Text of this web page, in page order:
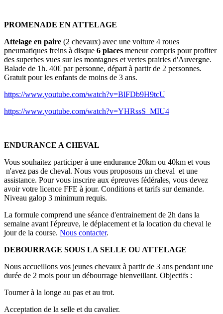
PROMENADE EN ATTELAGE
Attelage en paire (2 chevaux) avec une voiture 4 roues
pneumatiques freins à disque 6 places meneur compris pour profiter
des superbes vues sur les montagnes et vertes prairies d'Auvergne.
Balade de 1h. 40€ par personne, départ à partir de 2 personnes.
Gratuit pour les enfants de moins de 3 ans.
https://www.youtube.com/watch?v=BlFDb9H9tcU
https://www.youtube.com/watch?v=YHRssS_MIU4
ENDURANCE A CHEVAL
Vous souhaitez participer à une endurance 20km ou 40km et vous
n'avez pas de cheval. Nous vous proposons un cheval et une
assistance. Pour vous inscrire aux épreuves fédérales, vous devez
avoir votre licence FFE à jour. Conditions et tarifs sur demande.
Niveau galop 3 minimum requis.
La formule comprend une séance d'entrainement de 2h dans la
semaine avant l'épreuve, le déplacement et la location du cheval le
jour de la course. Nous contacter.
DEBOURRAGE SOUS LA SELLE OU ATTELAGE
Nous accueillons vos jeunes chevaux à partir de 3 ans pendant une
durée de 2 mois pour un débourrage bienveillant. Objectifs :
Tourner à la longe au pas et au trot.
Acceptation de la selle et du cavalier.